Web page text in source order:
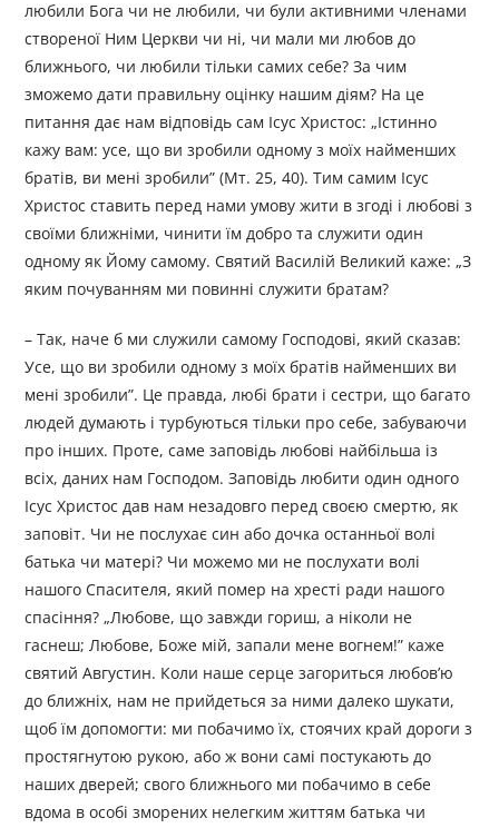
любили Бога чи не любили, чи були активними членами
створеної Ним Церкви чи ні, чи мали ми любов до
ближнього, чи любили тільки самих себе? За чим
зможемо дати правильну оцінку нашим діям? На це
питання дає нам відповідь сам Ісус Христос: „Істинно
кажу вам: усе, що ви зробили одному з моїх найменших
братів, ви мені зробили” (Мт. 25, 40). Тим самим Ісус
Христос ставить перед нами умову жити в згоді і любові з
своїми ближніми, чинити їм добро та служити один
одному як Йому самому. Святий Василій Великий каже: „З
яким почуванням ми повинні служити братам?
– Так, наче б ми служили самому Господові, який сказав:
Усе, що ви зробили одному з моїх братів найменших ви
мені зробили”. Це правда, любі брати і сестри, що багато
людей думають і турбуються тільки про себе, забуваючи
про інших. Проте, саме заповідь любові найбільша із
всіх, даних нам Господом. Заповідь любити один одного
Ісус Христос дав нам незадовго перед своєю смертю, як
заповіт. Чи не послухає син або дочка останньої волі
батька чи матері? Чи можемо ми не послухати волі
нашого Спасителя, який помер на хресті ради нашого
спасіння? „Любове, що завжди гориш, а ніколи не
гаснеш; Любове, Боже мій, запали мене вогнем!” каже
святий Августин. Коли наше серце загориться любов’ю
до ближніх, нам не прийдеться за ними далеко шукати,
щоб їм допомогти: ми побачимо їх, стоячих край дороги з
простягнутою рукою, або ж вони самі постукають до
наших дверей; свого ближнього ми побачимо в себе
вдома в особі зморених нелегким життям батька чи